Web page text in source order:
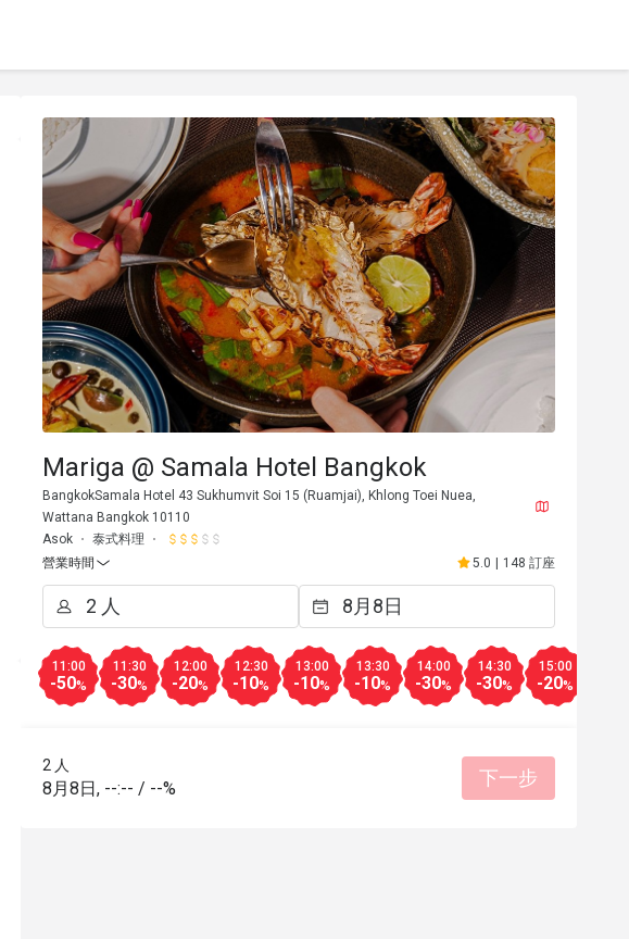
A
A****e
A*****
Mariga @ Samala Hotel Bangkok
BangkokSamala Hotel 43 Sukhumvit Soi 15 (Ruamjai), Khlong Toei Nuea,
Wattana Bangkok 10110
Asok
泰式料理
營業時間
5.0 | 148 訂座
11:00
-50%
11:30
-30%
12:00
-20%
12:30
-10%
13:00
-10%
13:30
-10%
14:00
-30%
14:30
-30%
15:00
-20%
2 人
8月8日, --:-- / --% 下一步